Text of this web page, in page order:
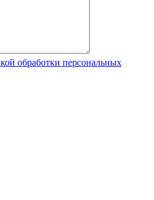
обработки персональных